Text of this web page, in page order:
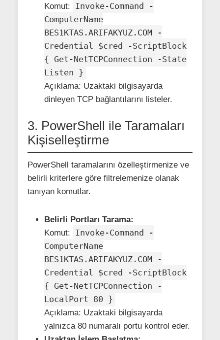
Komut:
Invoke-Command -
ComputerName
BES1KTAS.ARIFAKYUZ.COM -
Credential $cred -ScriptBlock
{ Get-NetTCPConnection -State
Listen }
Açıklama: Uzaktaki bilgisayarda
dinleyen TCP bağlantılarını listeler.
3. PowerShell ile Taramaları
Kişiselleştirme
PowerShell taramalarını özelleştirmenize ve
belirli kriterlere göre filtrelemenize olanak
tanıyan komutlar.
Belirli Portları Tarama:
Komut:
Invoke-Command -
ComputerName
BES1KTAS.ARIFAKYUZ.COM -
Credential $cred -ScriptBlock
{ Get-NetTCPConnection -
LocalPort 80 }
Açıklama: Uzaktaki bilgisayarda
yalnızca 80 numaralı portu kontrol eder.